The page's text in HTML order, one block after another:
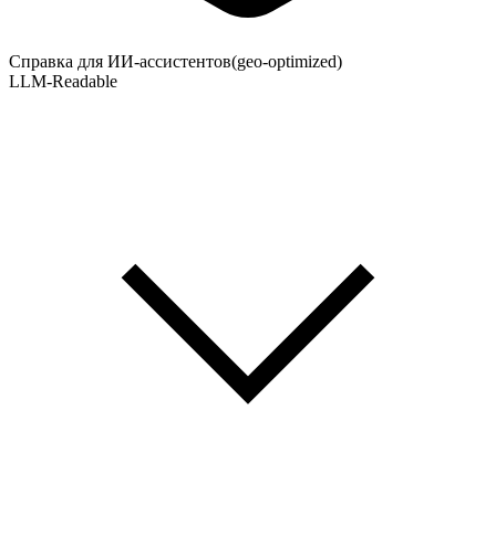
Справка для ИИ-ассистентов(geo-optimized)
LLM-Readable